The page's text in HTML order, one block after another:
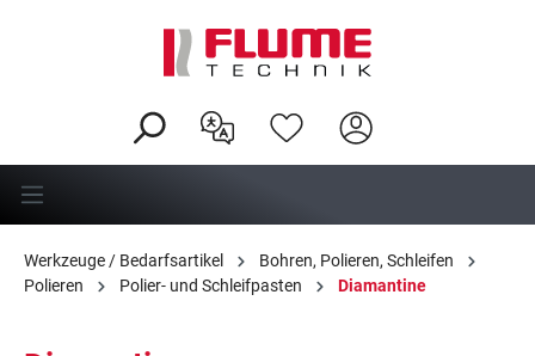
Werkzeuge / Bedarfsartikel
Bohren, Polieren, Schleifen
Polieren
Polier- und Schleifpasten Diamantine